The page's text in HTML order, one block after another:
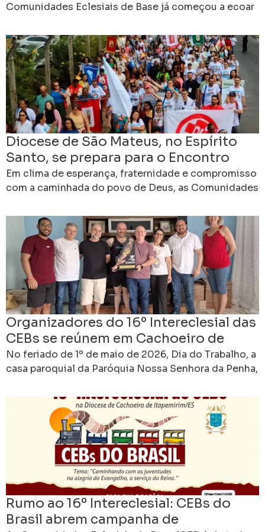
Comunidades Eclesiais de Base já começou a ecoar
o Brasil.
Diocese de São Mateus, no Espírito
Santo, se prepara para o Encontro
Diocesano das CEBs
Em clima de esperança, fraternidade e compromisso
com a caminhada do povo de Deus, as Comunidades
Organizadores do 16º Intereclesial das
CEBs se reúnem em Cachoeiro de
Itapemirim para avançar na
preparação do encontro nacional
No feriado de 1º de maio de 2026, Dia do Trabalho, a
casa paroquial da Paróquia Nossa Senhora da Penha,
Rumo ao 16º Intereclesial: CEBs do
Brasil abrem campanha de